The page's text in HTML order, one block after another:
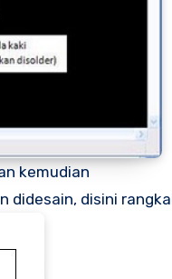
kemudian
didesain, disini